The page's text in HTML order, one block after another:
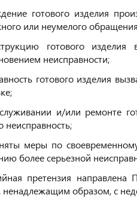
готового изделия
или неумелого
готового изделия
неисправности;
готового изделия
и/или ремонте
неисправность;
меры по
более серьезной
претензия
образом, с